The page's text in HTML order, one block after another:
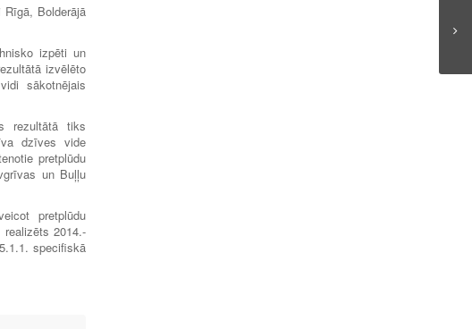
Bolderājā
izpēti un
izvēlēto
sākotnējais
rezultātā tiks
dzīves vide
pretplūdu
un Buļļu
pretplūdu
2014.-
specifiskā